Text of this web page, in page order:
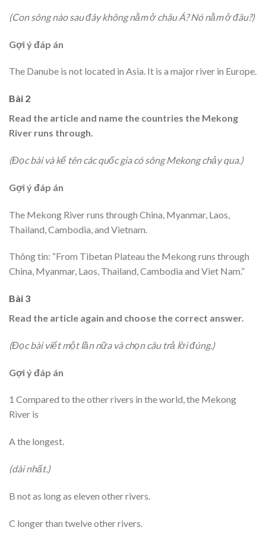
(Con sông nào sau đây không nằm ở châu Á? Nó nằm ở đâu?)
Gợi ý đáp án
The Danube is not located in Asia. It is a major river in Europe.
Bài 2
Read the article and name the countries the Mekong
River runs through.
(Đọc bài và kể tên các quốc gia có sông Mekong chảy qua.)
Gợi ý đáp án
The Mekong River runs through China, Myanmar, Laos,
Thailand, Cambodia, and Vietnam.
Thông tin: “From Tibetan Plateau the Mekong runs through
China, Myanmar, Laos, Thailand, Cambodia and Viet Nam.”
Bài 3
Read the article again and choose the correct answer.
(Đọc bài viết một lần nữa và chọn câu trả lời đúng.)
Gợi ý đáp án
1 Compared to the other rivers in the world, the Mekong
River is
A the longest.
(dài nhất.)
B not as long as eleven other rivers.
C longer than twelve other rivers.